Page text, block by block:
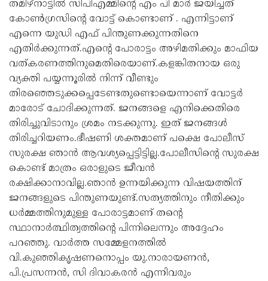
തമിഴ്നാട്ടിൽ സിപിഎമ്മിൻ്റെ എം പി മാർ ജയിച്ചത്
കോൺഗ്രസിൻ്റെ വോട്ട് കൊണ്ടാണ് . എന്നിട്ടാണ്
എന്നെ യുഡി എഫ് പിന്തുണക്കുന്നതിനെ
എതിർക്കുന്നത്.എൻ്റെ പോരാട്ടം അഴിമതിക്കും മാഫിയ
വത്കരണത്തിനുമെതിരെയാണ്.കളങ്കിതനായ ഒരു
വ്യക്തി പയ്യന്നൂരിൽ നിന്ന് വീണ്ടും
തിരഞ്ഞെടുക്കപ്പെടേണ്ടതുണ്ടൊയെന്നാണ് വോട്ടർ
മാരോട് ചോദിക്കുന്നത്. ജനങ്ങളെ എനിക്കെതിരെ
തിരിച്ചുവിടാനും ശ്രമം നടക്കുന്നു. ഇത് ജനങ്ങൾ
തിരിച്ചറിയണം.ഭീഷണി ശക്തമാണ് പക്ഷെ പോലീസ്
സുരക്ഷ ഞാൻ ആവശ്യപ്പെട്ടിട്ടില്ല.പോലീസിൻ്റെ സുരക്ഷ
കൊണ്ട് മാത്രം ഒരാളുടെ ജീവൻ
രക്ഷിക്കാനാവില്ല.ഞാൻ ഉന്നയിക്കുന്ന വിഷയത്തിന്
ജനങ്ങളുടെ പിന്തുണയുണ്ട്.സത്യത്തിനും നീതിക്കും
ധർമ്മത്തിനുമുള്ള പോരാട്ടമാണ് തൻ്റെ
സ്ഥാനാർത്ഥിത്വത്തിൻ്റെ പിന്നിലെന്നും അദ്ദേഹം
പറഞ്ഞു. വാർത്ത സമ്മേളനത്തിൽ
വി.കുഞ്ഞികൃഷണനൊപ്പം യു.നാരായണൻ,
പി.പ്രസന്നൻ, സി ദിവാകരൻ എന്നിവരും